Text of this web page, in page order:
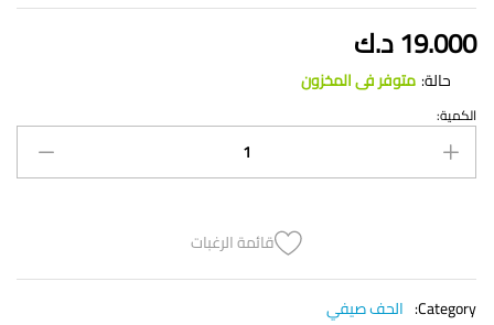
19.000د.ك
حالة: متوفر فى المخزون
لـحـاف
نـوفـالـي
كـيـنـج
الكمية:
قائمة الرغبات
Category: الحف صيفي